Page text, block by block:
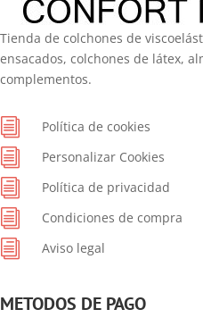
Tienda de colchones de
ensacados, colchones de látex,
complementos.
i Política de cookies
i Personalizar Cookies
i Política de privacidad
i Condiciones de compra
i Aviso legal
METODOS DE PAGO